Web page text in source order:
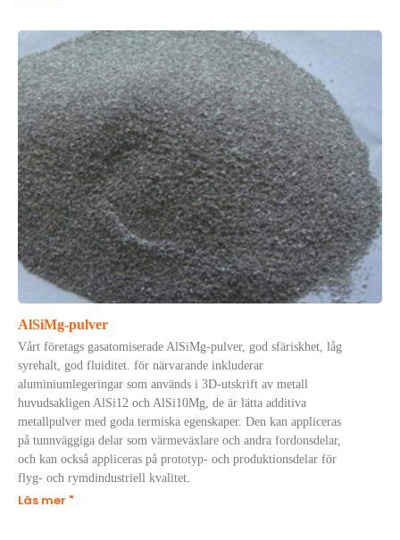
AlSiMg-pulver
Vårt företags gasatomiserade AlSiMg-pulver, god sfäriskhet, låg
syrehalt, god fluiditet. för närvarande inkluderar
aluminiumlegeringar som används i 3D-utskrift av metall
huvudsakligen AlSi12 och AlSi10Mg, de är lätta additiva
metallpulver med goda termiska egenskaper. Den kan appliceras
på tunnväggiga delar som värmeväxlare och andra fordonsdelar,
och kan också appliceras på prototyp- och produktionsdelar för
flyg- och rymdindustriell kvalitet.
Läs mer "